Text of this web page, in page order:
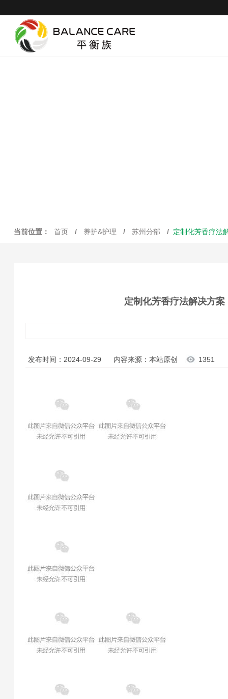
当前位置： 首页 / 养护&护理 / 苏州分部 / 定制化芳香疗法
定制化芳香疗法解决方
发布时间：2024-09-29 内容来源：本站原创 1351